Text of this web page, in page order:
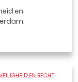
en
EN RECHT